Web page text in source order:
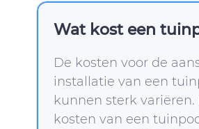
Wat kost een
De kosten voor de
installatie van een
kunnen sterk variëren.
kosten van een